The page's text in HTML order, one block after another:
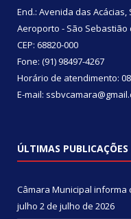
End.: Avenida das Acácias,
Aeroporto - São Sebastião
CEP: 68820-000
Fone: (91) 98497-4267
Horário de atendimento:
E-mail:
ÚLTIMAS PUBLICAÇÕES
Câmara Municipal
julho 2 de julho de 2026